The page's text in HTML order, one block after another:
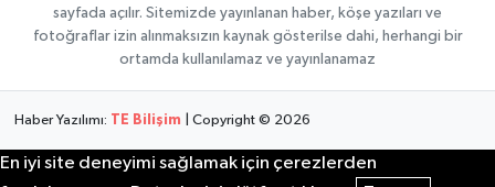
sayfada açılır. Sitemizde yayınlanan haber, köşe yazıları ve
fotoğraflar izin alınmaksızın kaynak gösterilse dahi, herhangi bir
ortamda kullanılamaz ve yayınlanamaz
Haber Yazılımı: TE Bilişim | Copyright © 2026
En iyi site deneyimi sağlamak için çerezlerden